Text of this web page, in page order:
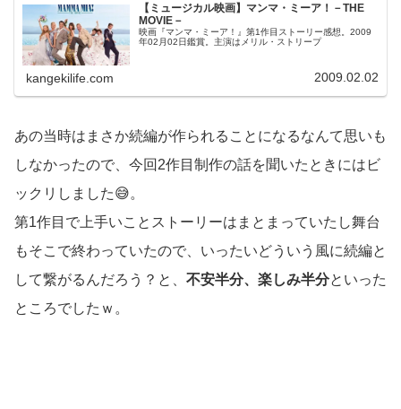
【ミュージカル映画】マンマ・ミーア！－THE
MOVIE－
映画『マンマ・ミーア！』第1作目ストーリー感想。2009
年02月02日鑑賞。主演はメリル・ストリープ
kangekilife.com 2009.02.02
あの当時はまさか続編が作られることになるなんて思いも
しなかったので、今回2作目制作の話を聞いたときにはビ
ックリしました😅。
第1作目で上手いことストーリーはまとまっていたし舞台
もそこで終わっていたので、いったいどういう風に続編と
して繋がるんだろう？と、 不安半分、楽しみ半分といった
ところでしたｗ。